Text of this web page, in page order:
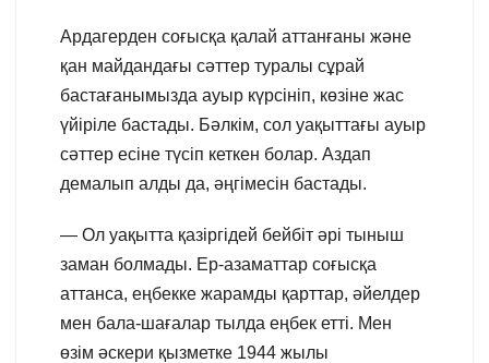
Ардагерден соғысқа қалай аттанғаны және
қан майдандағы сәттер туралы сұрай
бастағанымызда ауыр күрсініп, көзіне жас
үйіріле бастады. Бәлкім, сол уақыттағы ауыр
сәттер есіне түсіп кеткен болар. Аздап
демалып алды да, әңгімесін бастады.
— Ол уақытта қазіргідей бейбіт әрі тыныш
заман болмады. Ер-азаматтар соғысқа
аттанса, еңбекке жарамды қарттар, әйелдер
мен бала-шағалар тылда еңбек етті. Мен
өзім әскери қызметке 1944 жылы